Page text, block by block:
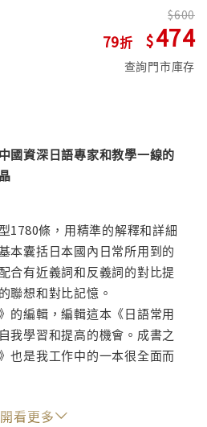
79
600
474
查詢門市庫存
國資深日語專家和教學一線的
1780條，用精準的解釋和詳細
本囊括日本國內日常所用到的
合有近義詞和反義詞的對比提
聯想和對比記憶。
的編輯，編輯這本《日語常用
我學習和提高的機會。成書之
也是我工作中的一本很全面而
看更多